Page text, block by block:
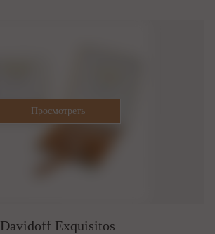
Davidoff Exquisitos